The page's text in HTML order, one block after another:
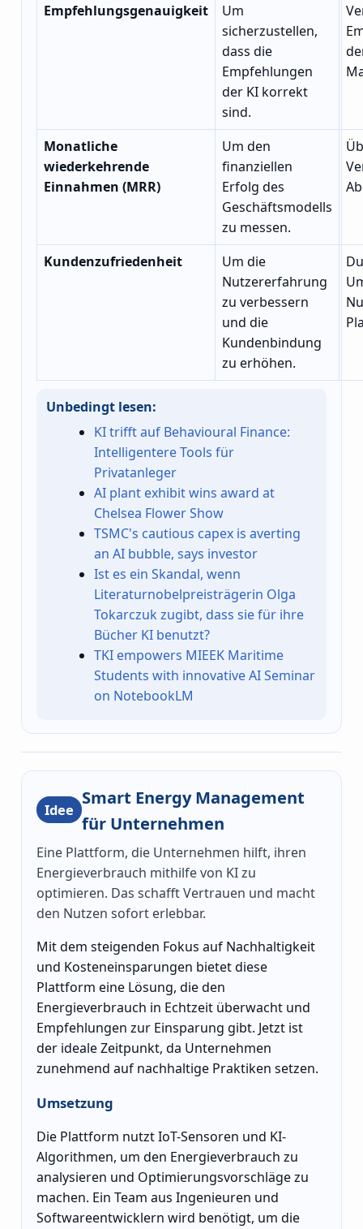
Empfehlungsgenauigkeit
Um
sicherzustellen,
dass die
Empfehlungen
der KI korrekt
sind.
Monatliche
wiederkehrende
Einnahmen (MRR)
Um den
finanziellen
Erfolg des
Geschäftsmodells
zu messen.
Kundenzufriedenheit
Um die
Nutzererfahrung
zu verbessern
und die
Kundenbindung
zu erhöhen.
Unbedingt lesen:
KI trifft auf Behavioural Finance:
Intelligentere Tools für
Privatanleger
AI plant exhibit wins award at
Chelsea Flower Show
TSMC's cautious capex is averting
an AI bubble, says investor
Ist es ein Skandal, wenn
Literaturnobelpreisträgerin Olga
Tokarczuk zugibt, dass sie für ihre
Bücher KI benutzt?
TKI empowers MIEEK Maritime
Students with innovative AI Seminar
on NotebookLM
Idee
Smart Energy Management
für Unternehmen
Eine Plattform, die Unternehmen hilft, ihren
Energieverbrauch mithilfe von KI zu
optimieren. Das schafft Vertrauen und macht
den Nutzen sofort erlebbar.
Mit dem steigenden Fokus auf Nachhaltigkeit
und Kosteneinsparungen bietet diese
Plattform eine Lösung, die den
Energieverbrauch in Echtzeit überwacht und
Empfehlungen zur Einsparung gibt. Jetzt ist
der ideale Zeitpunkt, da Unternehmen
zunehmend auf nachhaltige Praktiken setzen.
Umsetzung
Die Plattform nutzt IoT-Sensoren und KI-
Algorithmen, um den Energieverbrauch zu
analysieren und Optimierungsvorschläge zu
machen. Ein Team aus Ingenieuren und
Softwareentwicklern wird benötigt, um die